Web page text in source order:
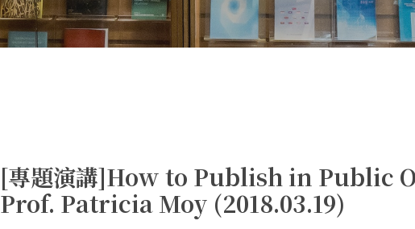
[專題演講]How to Publish in Public
Prof. Patricia Moy (2018.03.19)